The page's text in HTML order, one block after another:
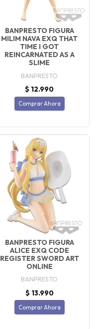
BANPRESTO FIGURA
MILIM NAVA EXQ THAT
TIME I GOT
REINCARNATED AS A
SLIME
BANPRESTO
$ 12.990
Comprar Ahora
BANPRESTO FIGURA
ALICE EXQ CODE
REGISTER SWORD ART
ONLINE
BANPRESTO
$ 13.990
Comprar Ahora